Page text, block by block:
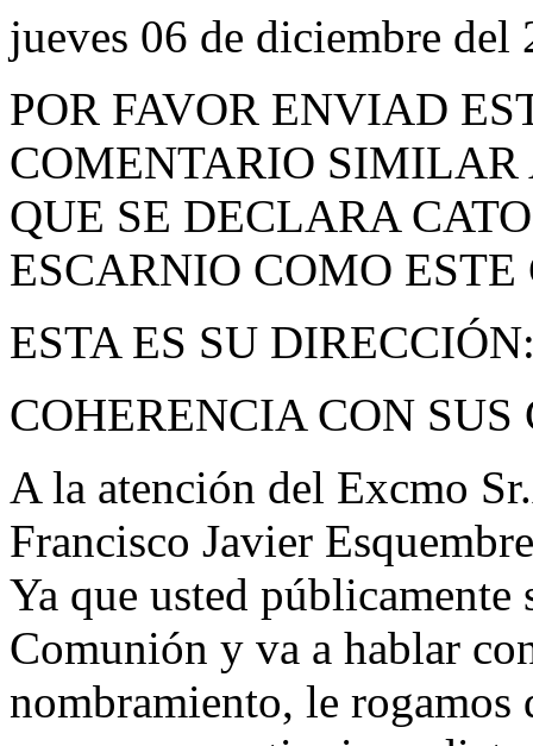
jueves 06 de diciembre del
POR FAVOR ENVIAD
COMENTARIO
QUE SE DECLARA
ESCARNIO COMO
ESTA ES SU
COHERENCIA CON
A la atención del Excmo
Francisco Javier
Ya que usted
Comunión y va a hablar
nombramiento, le rogamos